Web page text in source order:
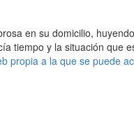
en su domicilio,
tiempo y la situación que
propia a la que se puede